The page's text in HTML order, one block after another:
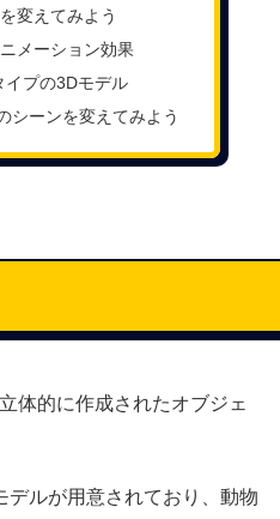
変えてみよう
メーション効果
イプの3Dモデル
シーンを変えてみよう
体的に作成されたオブジェ
デルが用意されており、動物